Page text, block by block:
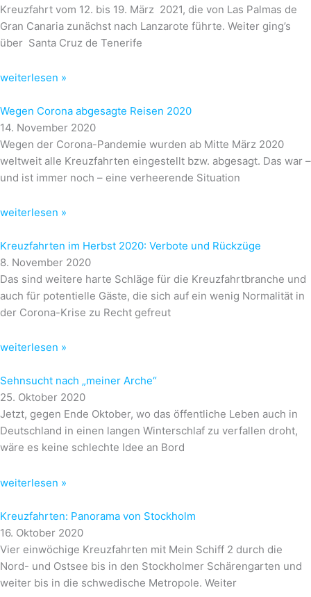
Kreuzfahrt vom 12. bis 19. März 2021, die von Las Palmas de
Gran Canaria zunächst nach Lanzarote führte. Weiter ging’s
über Santa Cruz de Tenerife
weiterlesen »
Wegen Corona abgesagte Reisen 2020
14. November 2020
Wegen der Corona-Pandemie wurden ab Mitte März 2020
weltweit alle Kreuzfahrten eingestellt bzw. abgesagt. Das war –
und ist immer noch – eine verheerende Situation
weiterlesen »
Kreuzfahrten im Herbst 2020: Verbote und Rückzüge
8. November 2020
Das sind weitere harte Schläge für die Kreuzfahrtbranche und
auch für potentielle Gäste, die sich auf ein wenig Normalität in
der Corona-Krise zu Recht gefreut
weiterlesen »
Sehnsucht nach „meiner Arche“
25. Oktober 2020
Jetzt, gegen Ende Oktober, wo das öffentliche Leben auch in
Deutschland in einen langen Winterschlaf zu verfallen droht,
wäre es keine schlechte Idee an Bord
weiterlesen »
Kreuzfahrten: Panorama von Stockholm
16. Oktober 2020
Vier einwöchige Kreuzfahrten mit Mein Schiff 2 durch die
Nord- und Ostsee bis in den Stockholmer Schärengarten und
weiter bis in die schwedische Metropole. Weiter